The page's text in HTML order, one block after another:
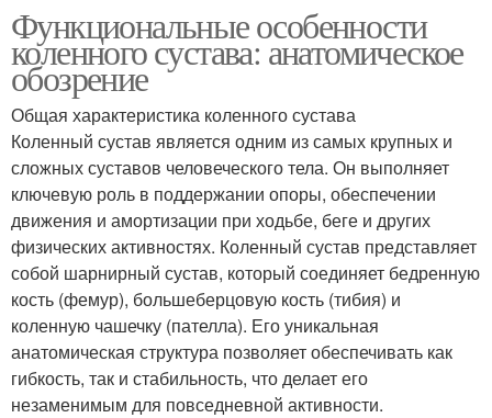
Нижний челюсть
Функциональные особенности
коленного сустава: анатомическое
обозрение
Общая характеристика коленного сустава
Коленный сустав является одним из самых крупных и
сложных суставов человеческого тела. Он выполняет
ключевую роль в поддержании опоры, обеспечении
движения и амортизации при ходьбе, беге и других
физических активностях. Коленный сустав представляет
собой шарнирный сустав, который соединяет бедренную
кость (фемур), большеберцовую кость (тибия) и
коленную чашечку (пателла). Его уникальная
анатомическая структура позволяет обеспечивать как
гибкость, так и стабильность, что делает его
незаменимым для повседневной активности.